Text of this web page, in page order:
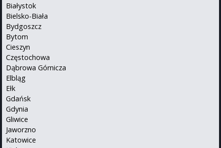
Białystok
Bielsko-Biała
Bydgoszcz
Bytom
Cieszyn
Częstochowa
Dąbrowa Górnicza
Elbląg
Ełk
Gdańsk
Gdynia
Gliwice
Jaworzno
Katowice